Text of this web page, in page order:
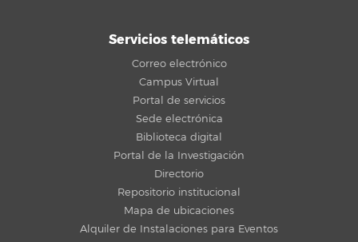
Servicios telemáticos
Correo electrónico
Campus Virtual
Portal de servicios
Sede electrónica
Biblioteca digital
Portal de la Investigación
Directorio
Repositorio institucional
Mapa de ubicaciones
Alquiler de Instalaciones para Eventos